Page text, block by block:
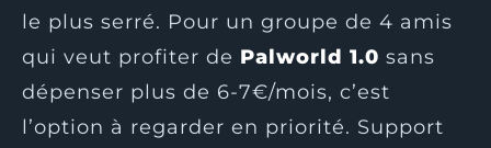
le plus serré. Pour un groupe de 4 amis
qui veut profiter de Palworld 1.0 sans
dépenser plus de 6-7€/mois, c’est
l’option à regarder en priorité. Support